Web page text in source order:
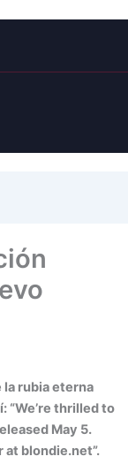
la rubia eterna
“We’re thrilled to
May 5.
blondie.net”.